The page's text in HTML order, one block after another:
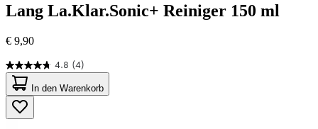
Lang La.Klar.Sonic+ Reiniger 150 ml
€ 9,90
4.8 (4)
4.8
von
5
Sternen.
4
In den Warenkorb